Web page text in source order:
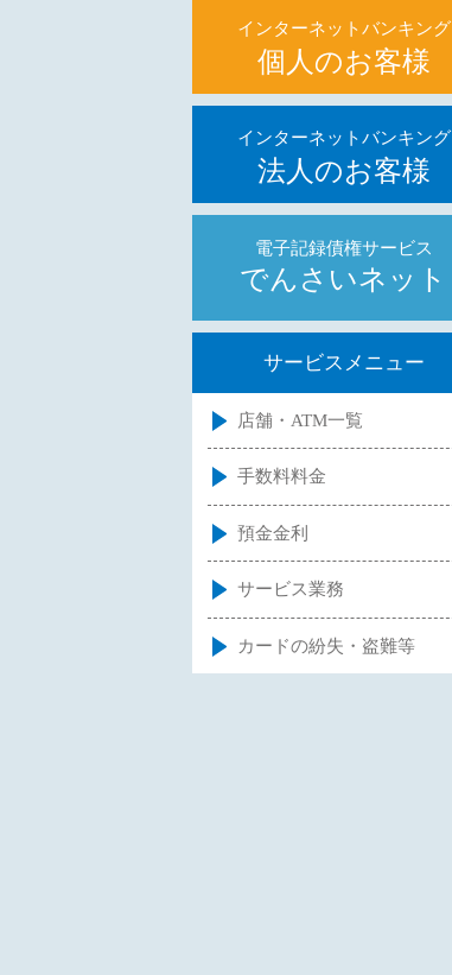
インターネットバンキング
個人のお客様
インターネットバンキング
法人のお客様
電子記録債権サービス
でんさいネット
サービスメニュー
店舗・ATM一覧
手数料料金
預金金利
サービス業務
カードの紛失・盗難等